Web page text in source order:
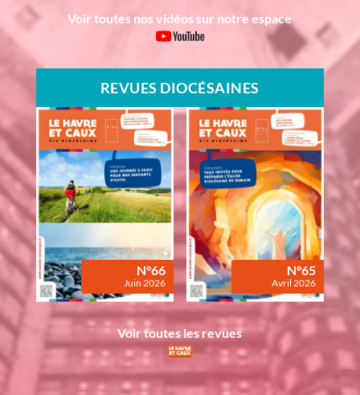
Voir toutes nos vidéos sur notre espace
REVUES DIOCÉSAINES
N°66
Juin 2026
N°65
Avril 2026
Voir toutes les revues